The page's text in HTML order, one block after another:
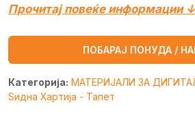
Прочитај повеќе информации ↓
ПОБАРАЈ ПОНУДА /
Категорија: МАТЕРИЈАЛИ ЗА
Ѕидна Хартија - Тапет